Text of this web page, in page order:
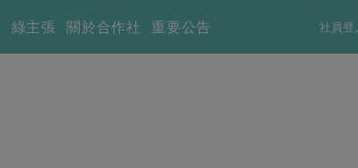
社員登
綠主張 關於合作社 重要公告